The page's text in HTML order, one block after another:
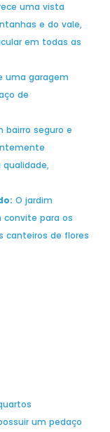
uma vista
e do vale,
em todas as
uma garagem
de
bairro seguro e
O jardim
convite para os
canteiros de flores
um pedaço